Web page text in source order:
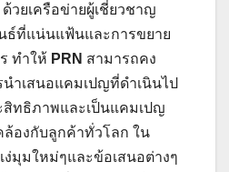
วยเครือข่ายผู้เชี่ยวชาญ
ธ์ที่แน่นแฟ้นและการขยาย
ทำให้ PRN สามารถคง
ำเสนอแคมเปญที่ดำเนินไป
สิทธิภาพและเป็นแคมเปญ
ล้องกับลูกค้าทั่วโลก ใน
มุมใหม่ๆและข้อเสนอต่างๆ